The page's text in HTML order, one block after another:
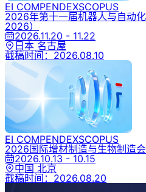
EI COMPENDEXSCOPUS
2026年第十一届机器人与自动
2026）
2026.11.20 - 11.22
日本 名古屋
截稿时间： 2026.08.10
EI COMPENDEXSCOPUS
2026国际增材制造与生物制造
2026.10.13 - 10.15
中国 北京
截稿时间： 2026.08.20